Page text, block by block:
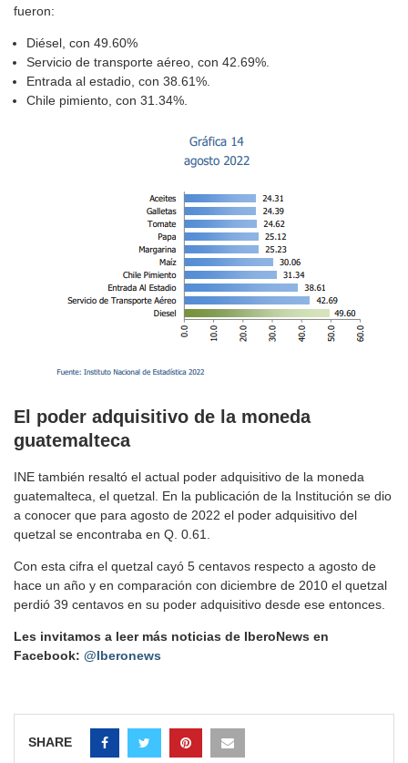
fueron:
Diésel, con 49.60%
Servicio de transporte aéreo, con 42.69%.
Entrada al estadio, con 38.61%.
Chile pimiento, con 31.34%.
El poder adquisitivo de la moneda
guatemalteca
INE también resaltó el actual poder adquisitivo de la moneda
guatemalteca, el quetzal. En la publicación de la Institución se dio
a conocer que para agosto de 2022 el poder adquisitivo del
quetzal se encontraba en Q. 0.61.
Con esta cifra el quetzal cayó 5 centavos respecto a agosto de
hace un año y en comparación con diciembre de 2010 el quetzal
perdió 39 centavos en su poder adquisitivo desde ese entonces.
Les invitamos a leer más noticias de IberoNews en
Facebook: @Iberonews
SHARE